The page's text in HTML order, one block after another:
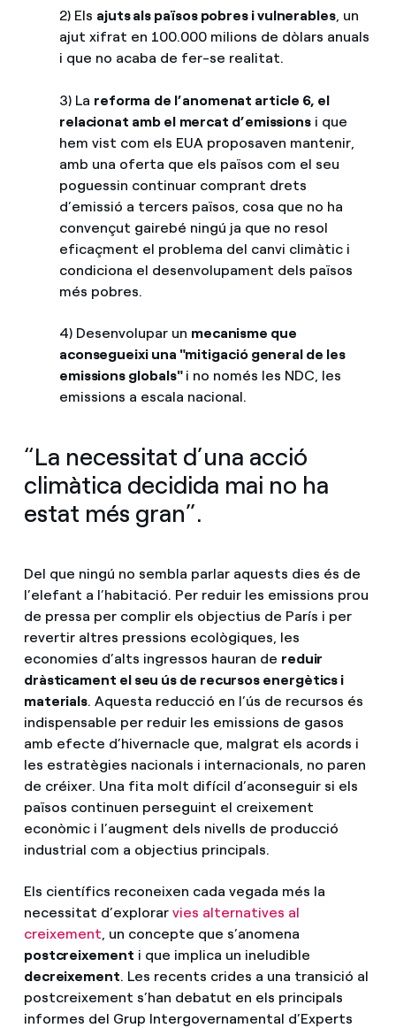
2) Els ajuts als països pobres i vulnerables, un
ajut xifrat en 100.000 milions de dòlars anuals
i que no acaba de fer-se realitat.
3) La reforma de l’anomenat article 6, el
relacionat amb el mercat d’emissions i que
hem vist com els EUA proposaven mantenir,
amb una oferta que els països com el seu
poguessin continuar comprant drets
d’emissió a tercers països, cosa que no ha
convençut gairebé ningú ja que no resol
eficaçment el problema del canvi climàtic i
condiciona el desenvolupament dels països
més pobres.
4) Desenvolupar un mecanisme que
aconsegueixi una "mitigació general de les
emissions globals"i no només les NDC, les
emissions a escala nacional.
“La necessitat d’una acció
climàtica decidida mai no ha
estat més gran”.
Del que ningú no sembla parlar aquests dies és de
l’elefant a l’habitació. Per reduir les emissions prou
de pressa per complir els objectius de París i per
revertir altres pressions ecològiques, les
economies d’alts ingressos hauran de reduir
dràsticament el seu ús de recursos energètics i
materials. Aquesta reducció en l’ús de recursos és
indispensable per reduir les emissions de gasos
amb efecte d’hivernacle que, malgrat els acords i
les estratègies nacionals i internacionals, no paren
de créixer. Una fita molt difícil d’aconseguir si els
països continuen perseguint el creixement
econòmic i l’augment dels nivells de producció
industrial com a objectius principals.
Els científics reconeixen cada vegada més la
necessitat d’explorar vies alternatives al
creixement , un concepte que s’anomena
postcreixement i que implica un ineludible
decreixement. Les recents crides a una transició al
postcreixement s’han debatut en els principals
informes del Grup Intergovernamental d’Experts